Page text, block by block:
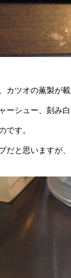
カツオの薫製が載
ーシュー、刻み白
です。
だと思いますが